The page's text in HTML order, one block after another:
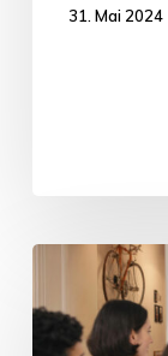
31. Mai 2024